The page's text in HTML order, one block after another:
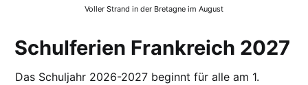
Voller Strand in der Bretagne im August
Schulferien Frankreich 2027
Das Schuljahr 2026-2027 beginnt für alle am 1.